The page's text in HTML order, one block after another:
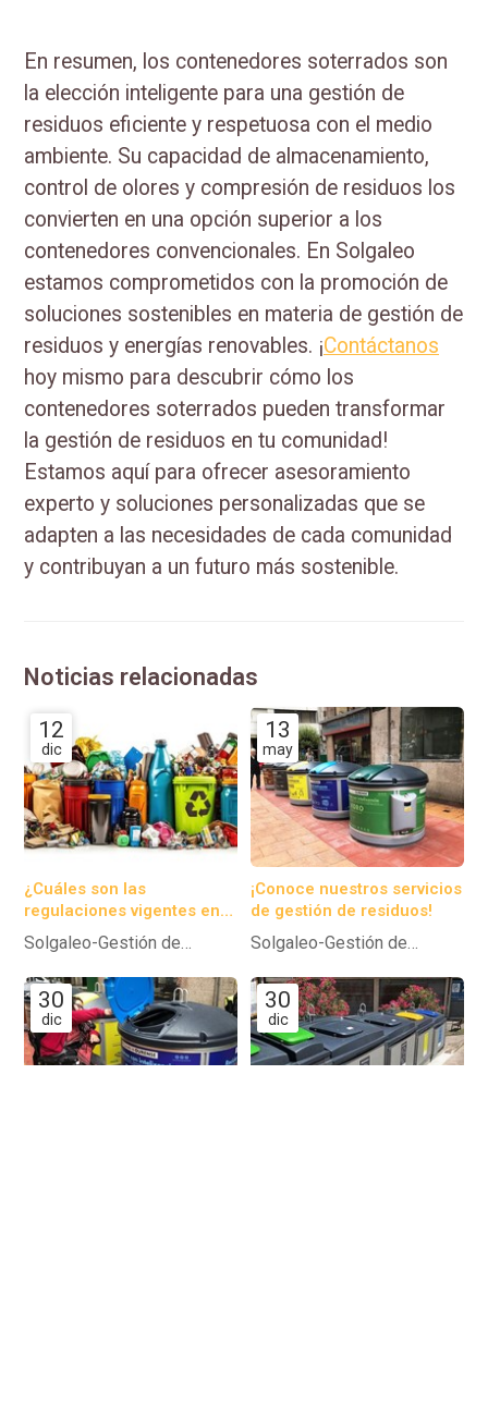
En resumen, los contenedores soterrados son
la elección inteligente para una gestión de
residuos eficiente y respetuosa con el medio
ambiente. Su capacidad de almacenamiento,
control de olores y compresión de residuos los
convierten en una opción superior a los
contenedores convencionales. En Solgaleo
estamos comprometidos con la promoción de
soluciones sostenibles en materia de gestión de
residuos y energías renovables. ¡Contáctanos
hoy mismo para descubrir cómo los
contenedores soterrados pueden transformar
la gestión de residuos en tu comunidad!
Estamos aquí para ofrecer asesoramiento
experto y soluciones personalizadas que se
adapten a las necesidades de cada comunidad
y contribuyan a un futuro más sostenible.
Noticias relacionadas
12
dic
¿Cuáles son las
regulaciones vigentes en
la gestión de residuos?
Solgaleo-Gestión de
13
may
¡Conoce nuestros servicios
de gestión de residuos!
Solgaleo-Gestión de
30
dic
30
dic